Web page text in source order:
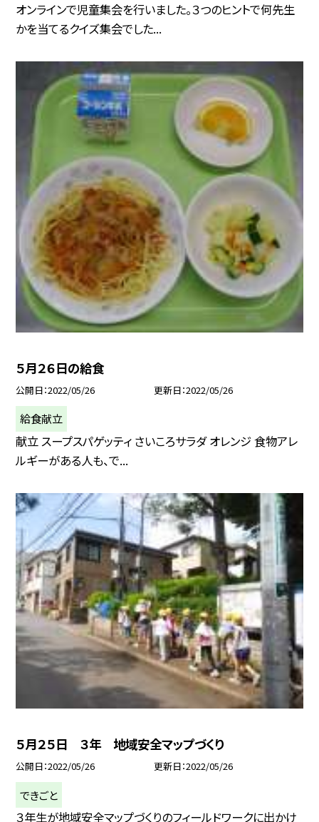
オンラインで児童集会を行いました。３つのヒントで何先生
かを当てるクイズ集会でした...
５月２６日の給食
公開日 2022/05/26 更新日 2022/05/26
給食献立
献立 スープスパゲッティ さいころサラダ オレンジ 食物アレ
ルギーがある人も、で...
５月２５日 ３年 地域安全マップづくり
公開日 2022/05/26 更新日 2022/05/26
できごと
３年生が地域安全マップづくりのフィールドワークに出かけ